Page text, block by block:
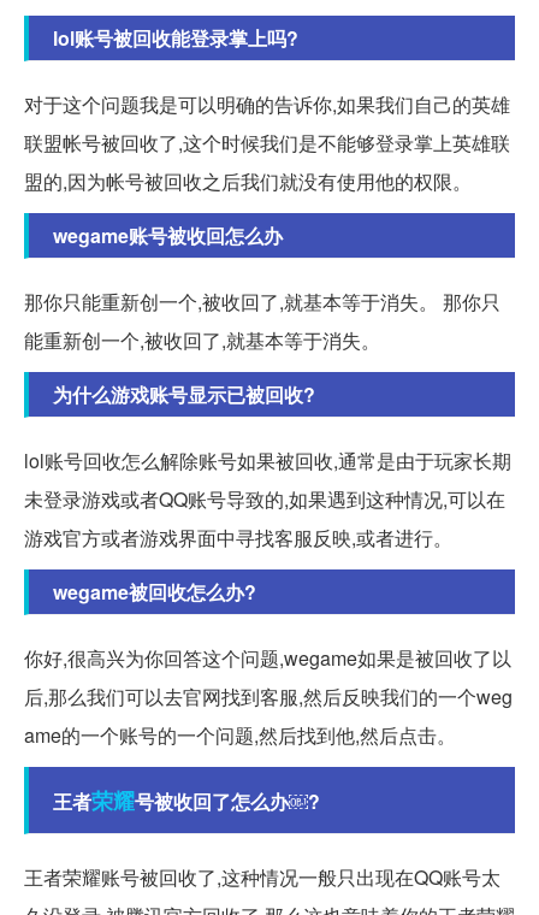
lol账号被回收能登录掌上吗?
对于这个问题我是可以明确的告诉你,如果我们自己的英雄
联盟帐号被回收了,这个时候我们是不能够登录掌上英雄联
盟的,因为帐号被回收之后我们就没有使用他的权限。
wegame账号被收回怎么办
那你只能重新创一个,被收回了,就基本等于消失。 那你只
能重新创一个,被收回了,就基本等于消失。
为什么游戏账号显示已被回收?
lol账号回收怎么解除账号如果被回收,通常是由于玩家长期
未登录游戏或者QQ账号导致的,如果遇到这种情况,可以在
游戏官方或者游戏界面中寻找客服反映,或者进行。
wegame被回收怎么办?
你好,很高兴为你回答这个问题,wegame如果是被回收了以
后,那么我们可以去官网找到客服,然后反映我们的一个weg
ame的一个账号的一个问题,然后找到他,然后点击。
王者荣耀号被收回了怎么办￼?
王者荣耀账号被回收了,这种情况一般只出现在QQ账号太